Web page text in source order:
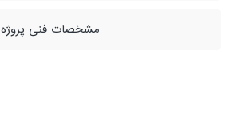
مشخصات فنی پروژه